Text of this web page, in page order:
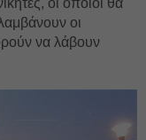
οι οποίοι θα
οι
να λάβουν